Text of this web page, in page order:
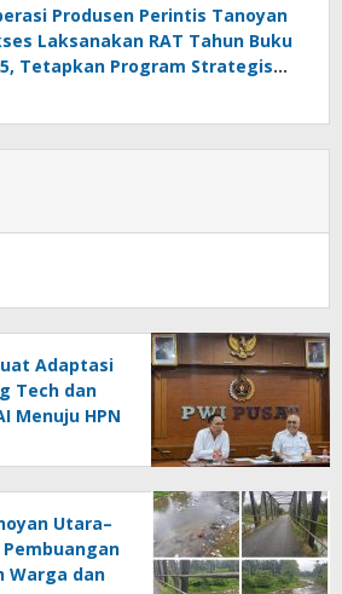
Aturan”
Produsen Perintis Tanoyan
Laksanakan RAT Tahun Buku
Tetapkan Program Strategis
Adaptasi
Tech dan
Menuju HPN
Utara–
Warga dan